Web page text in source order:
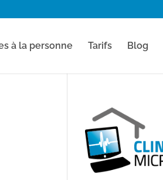
à la personne Tarifs Blog